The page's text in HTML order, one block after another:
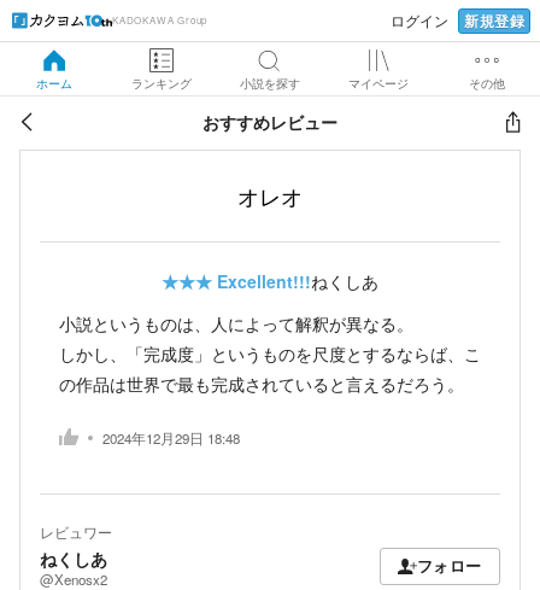
KADOKAWA Group ログイン 新規登録
ホーム ランキング 小説を探す マイページ その他
おすすめレビュー
オレオ
★★★ Excellent!!!ねくしあ
小説というものは、人によって解釈が異なる。
しかし、「完成度」というものを尺度とするならば、こ
の作品は世界で最も完成されていると言えるだろう。
2024年12月29日 18:48
レビュワー
ねくしあ
@Xenosx2
フォロー